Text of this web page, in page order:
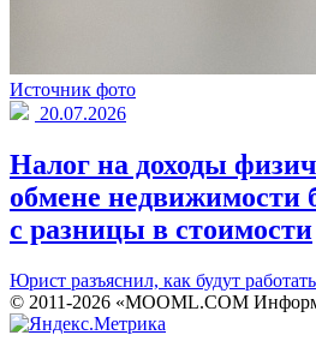
Источник фото
20.07.2026
Налог на доходы
обмене недвижимости
с разницы в стоимости
Юрист разъяснил, как будут
© 2011-2026 «MOOML.COM